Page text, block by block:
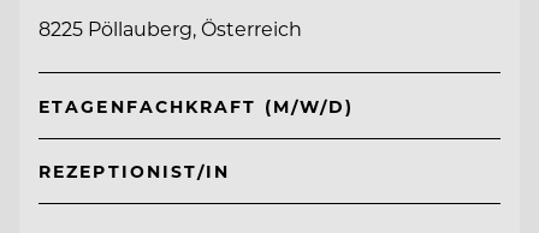
8225 Pöllauberg, Österreich
ETAGENFACHKRAFT (M/W/D)
REZEPTIONIST/IN